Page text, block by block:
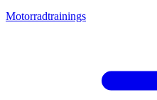
Motorradtrainings